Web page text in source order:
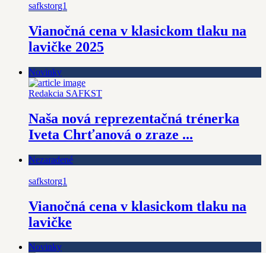
safkstorg1
Vianočná cena v klasickom tlaku na
lavičke 2025
Novinky
Redakcia SAFKST
Naša nová reprezentačná trénerka
Iveta Chrťanová o zraze ...
Nezaradené
safkstorg1
Vianočná cena v klasickom tlaku na
lavičke
Novinky